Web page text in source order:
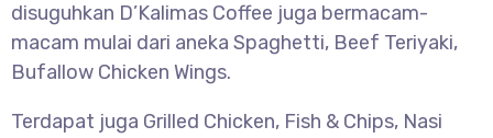
disuguhkan D’Kalimas Coffee juga bermacam-
macam mulai dari aneka Spaghetti, Beef Teriyaki,
Bufallow Chicken Wings.
Terdapat juga Grilled Chicken, Fish & Chips, Nasi